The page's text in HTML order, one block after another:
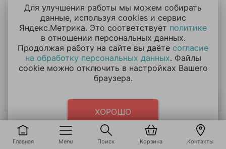
Главная Menu Поиск Корзина Контакты
БОЛЬШОЙ
ПЛЮШЕВЫЙ МИШКА
Джони 160см
7 151₽
В корзину
Гирлянда С Днем
Рождения Мишка.
264₽
В корзину
Для улучшения работы мы можем собирать
данные, используя cookies и сервис
Яндекс.Метрика. Это соответствует политике
в отношении персональных данных.
Продолжая работу на сайте вы даёте согласие
на обработку персональных данных. Файлы
cookie можно отключить в настройках Вашего
браузера.
ХОРОШО